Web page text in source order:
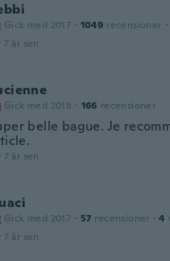
Gick med 2017 · 1049 recensioner ·
7 år sen
Gick med 2018 · 166 recensioner
belle bague. Je
7 år sen
Gick med 2017 · 57 recensioner · 4
7 år sen